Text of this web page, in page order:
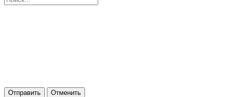
Отправить Отменить